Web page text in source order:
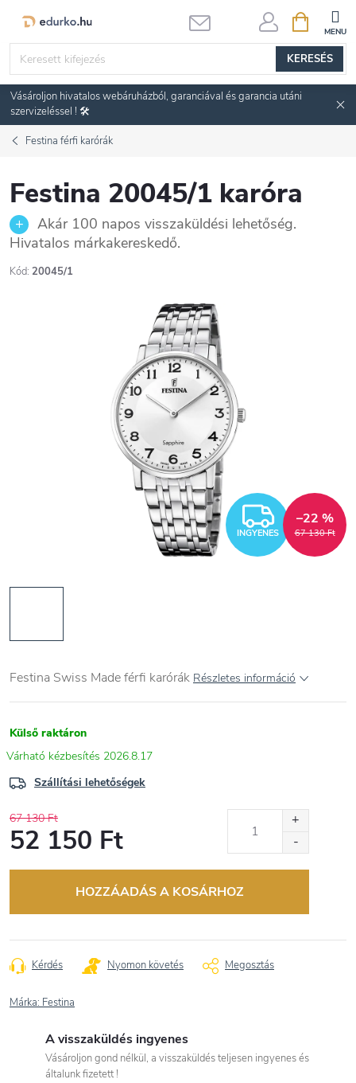
KERESÉS
KOSÁR
Vásároljon hivatalos webáruházból, garanciával és garancia utáni
szervizeléssel ! 🛠️
Festina férfi karórák
Festina 20045/1 karóra
Akár 100 napos visszaküldési lehetőség.
Hivatalos márkakereskedő.
Kód: 20045/1
INGYENES 67 130 Ft
–22 %
Festina Swiss Made férfi karórák Részletes információ
Külső raktáron
2026.8.17
Szállítási lehetőségek
67 130 Ft
52 150 Ft
HOZZÁADÁS A KOSÁRHOZ
Kérdés Nyomon követés Megosztás
Márka: Festina
A visszaküldés ingyenes
Vásároljon gond nélkül, a visszaküldés teljesen ingyenes és
általunk fizetett !